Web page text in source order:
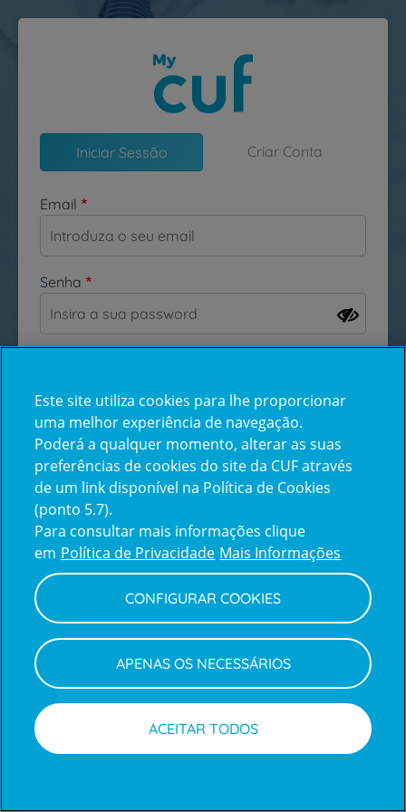
Passar para o conteúdo principal
Iniciar Sessão Criar Conta
Email
Senha
Esqueceu-se da sua password?
Inicie sessão com a Apple
Centro de Apoio ao Cliente | Política de Privacidade e Cookies
Este site utiliza cookies para lhe proporcionar
uma melhor experiência de navegação.
Poderá a qualquer momento, alterar as suas
preferências de cookies do site da CUF através
de um link disponível na Política de Cookies
(ponto 5.7).
Para consultar mais informações clique
em Política de Privacidade Mais Informações
CONFIGURAR COOKIES
APENAS OS NECESSÁRIOS
ACEITAR TODOS